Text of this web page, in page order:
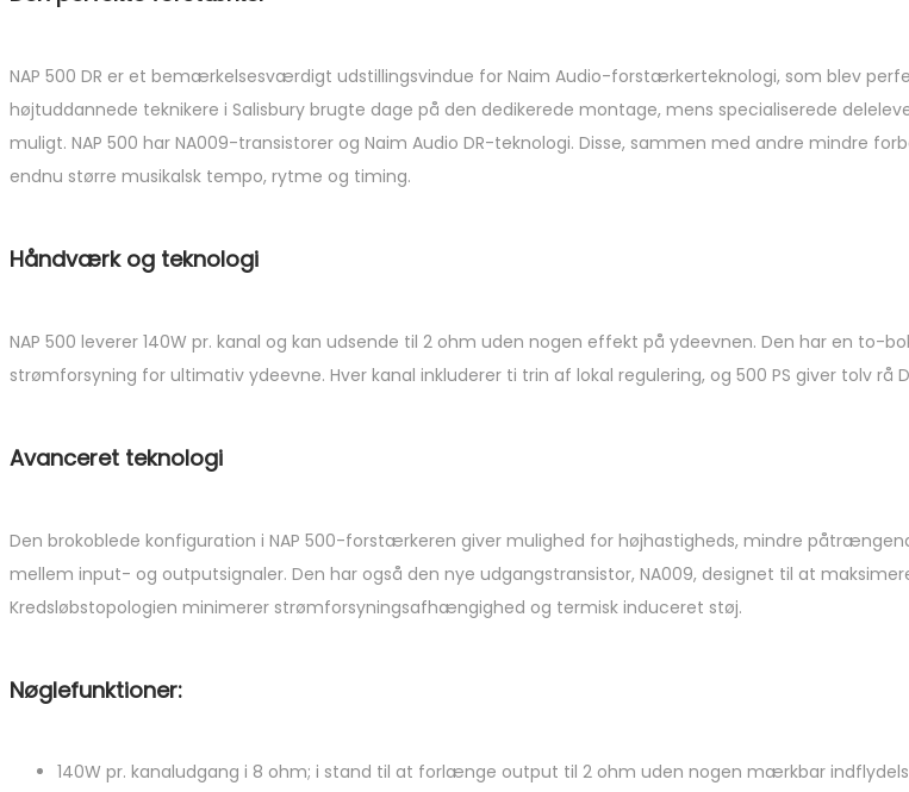
NAP 500 DR er et bemærkelsesværdigt udstillingsvindue for Naim Audio-forstærkerteknologi, som blev
højtuddannede teknikere i Salisbury brugte dage på den dedikerede montage, mens specialiserede
muligt. NAP 500 har NA009-transistorer og Naim Audio DR-teknologi. Disse, sammen med andre mindre
endnu større musikalsk tempo, rytme og timing.
Håndværk og teknologi
NAP 500 leverer 140W pr. kanal og kan udsende til 2 ohm uden nogen effekt på ydeevnen. Den har en to-
strømforsyning for ultimativ ydeevne. Hver kanal inkluderer ti trin af lokal regulering, og 500 PS giver tolv
Avanceret teknologi
Den brokoblede konfiguration i NAP 500-forstærkeren giver mulighed for højhastigheds, mindre
mellem input- og outputsignaler. Den har også den nye udgangstransistor, NA009, designet til at
Kredsløbstopologien minimerer strømforsyningsafhængighed og termisk induceret støj.
Nøglefunktioner:
140W pr. kanaludgang i 8 ohm; i stand til at forlænge output til 2 ohm uden nogen mærkbar